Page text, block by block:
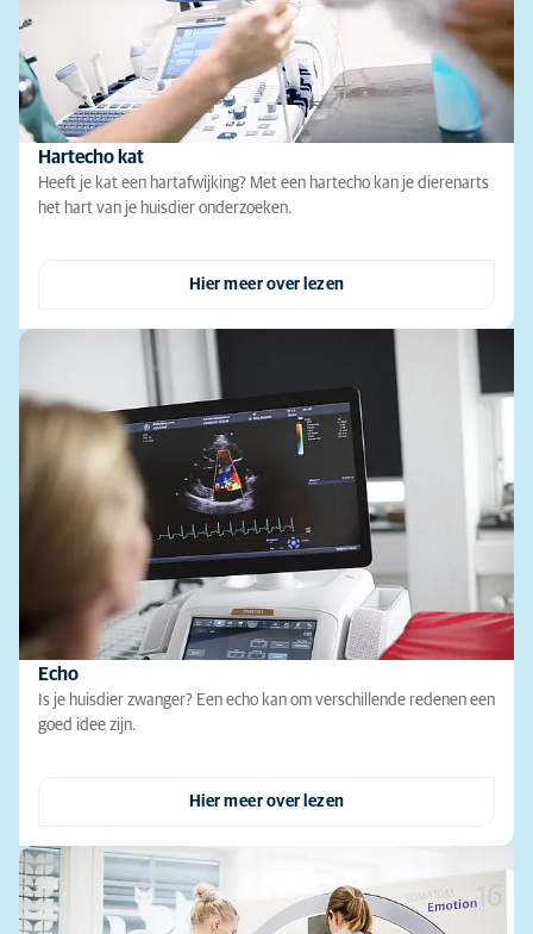
Hartecho kat
Heeft je kat een hartafwijking? Met een hartecho kan je dierenarts
het hart van je huisdier onderzoeken.
Hier meer over lezen
Echo
Is je huisdier zwanger? Een echo kan om verschillende redenen een
goed idee zijn.
Hier meer over lezen